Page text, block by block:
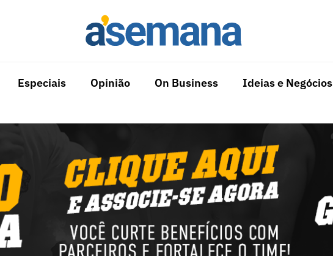
Especiais Opinião On Business Ideias e Negócios